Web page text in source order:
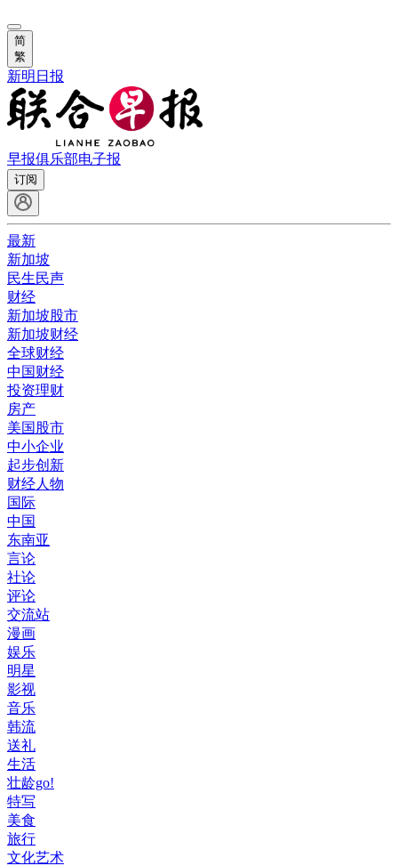
简
繁
新明日报
早报俱乐部电子报
订阅
最新
新加坡
民生民声
财经
新加坡股市
新加坡财经
全球财经
中国财经
投资理财
房产
美国股市
中小企业
起步创新
财经人物
国际
中国
东南亚
言论
社论
评论
交流站
漫画
娱乐
明星
影视
音乐
韩流
送礼
生活
壮龄go!
特写
美食
旅行
文化艺术